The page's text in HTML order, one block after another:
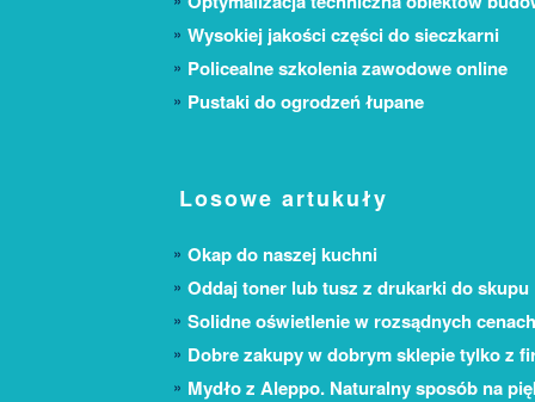
Wysokiej jakości części do sieczkarni
Policealne szkolenia zawodowe online
Pustaki do ogrodzeń łupane
Losowe artukuły
Okap do naszej kuchni
Oddaj toner lub tusz z drukarki do skupu
Solidne oświetlenie w rozsądnych cenach
Dobre zakupy w dobrym sklepie tylko z
Mydło z Aleppo. Naturalny sposób na